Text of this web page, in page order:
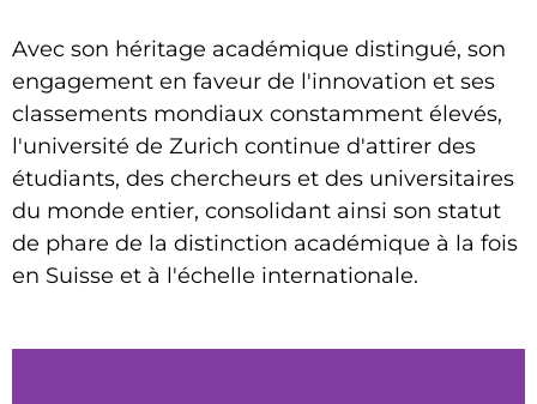
Avec son héritage académique distingué, son
engagement en faveur de l'innovation et ses
classements mondiaux constamment élevés,
l'université de Zurich continue d'attirer des
étudiants, des chercheurs et des universitaires
du monde entier, consolidant ainsi son statut
de phare de la distinction académique à la fois
en Suisse et à l'échelle internationale.